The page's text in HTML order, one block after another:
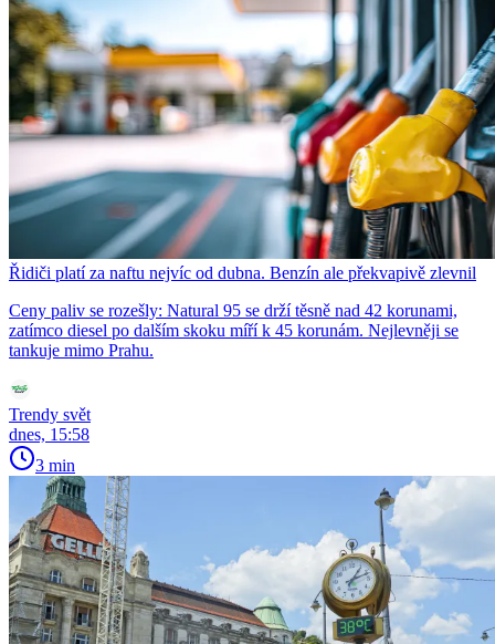
Řidiči platí za naftu nejvíc od dubna. Benzín ale překvapivě zlevnil
Ceny paliv se rozešly: Natural 95 se drží těsně nad 42 korunami,
zatímco diesel po dalším skoku míří k 45 korunám. Nejlevněji se
tankuje mimo Prahu.
Trendy svět
dnes, 15:58
3 min